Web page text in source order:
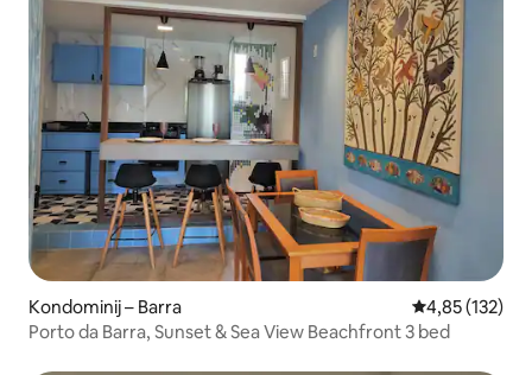
Kondominij – Barra Prosječna
4,85 (132)
Porto da Barra, Sunset & Sea View Beachfront 3 bed